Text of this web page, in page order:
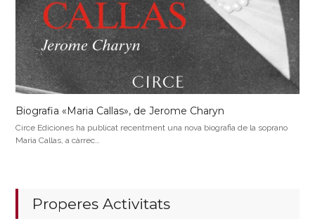
Biografia «Maria Callas», de Jerome Charyn
Circe Ediciones ha publicat recentment una nova biografia de la soprano
Maria Callas, a càrrec…
Properes Activitats